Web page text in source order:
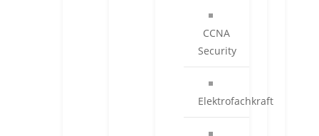
CCNA
Security
Elektrofachkraft